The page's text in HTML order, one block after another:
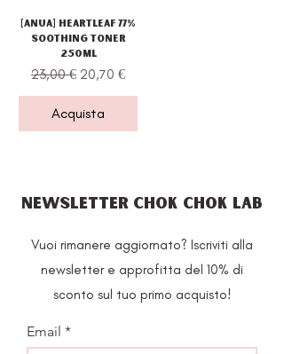
[Anua] Heartleaf 77%
Soothing Toner
250ml
Prezzo regolare
23,00 € Prezzo scontato
20,70 €
Acquista
NEWSLETTER CHOK CHOK LAB
Vuoi rimanere aggiornato? Iscriviti alla
newsletter e approfitta del 10% di
sconto sul tuo primo acquisto!
Email